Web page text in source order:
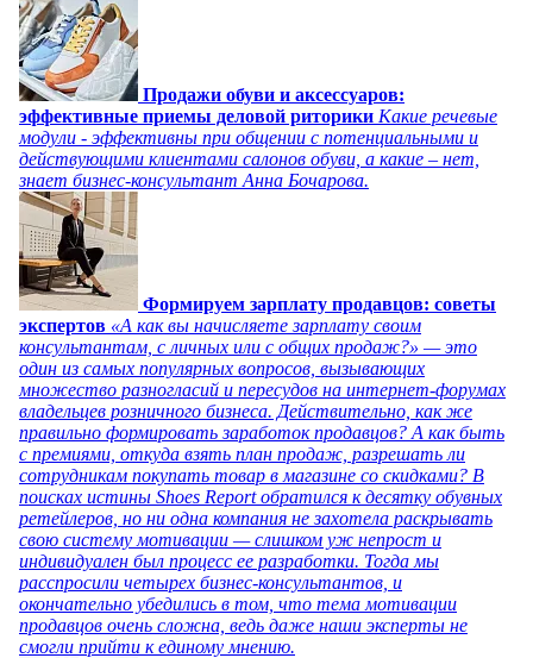
Продажи обуви и аксессуаров:
эффективные приемы деловой риторики Какие речевые
модули - эффективны при общении с потенциальными и
действующими клиентами салонов обуви, а какие – нет,
знает бизнес-консультант Анна Бочарова.
Формируем зарплату продавцов: советы
экспертов «А как вы начисляете зарплату своим
консультантам, с личных или с общих продаж?» — это
один из самых популярных вопросов, вызывающих
множество разногласий и пересудов на интернет-форумах
владельцев розничного бизнеса. Действительно, как же
правильно формировать заработок продавцов? А как быть
с премиями, откуда взять план продаж, разрешать ли
сотрудникам покупать товар в магазине со скидками? В
поисках истины Shoes Report обратился к десятку обувных
ретейлеров, но ни одна компания не захотела раскрывать
свою систему мотивации — слишком уж непрост и
индивидуален был процесс ее разработки. Тогда мы
расспросили четырех бизнес-консультантов, и
окончательно убедились в том, что тема мотивации
продавцов очень сложна, ведь даже наши эксперты не
смогли прийти к единому мнению.